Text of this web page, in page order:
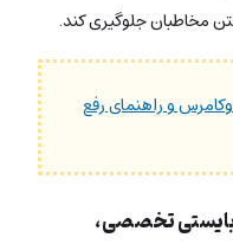
جلوگیری کند.
و راهنمای رفع
تخصصی،